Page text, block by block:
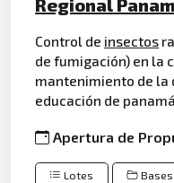
Control de insectos
de fumigación) en la
mantenimiento de la
educación de
Apertura de
Lotes Bases